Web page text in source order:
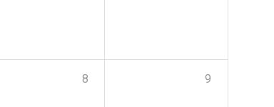
8 9